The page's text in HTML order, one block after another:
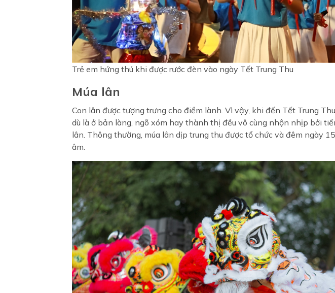
Trẻ em hứng thú khi được rước đèn vào ngày Tết Trung Thu
Múa lân
Con lân được tượng trưng cho điềm lành. Vì vậy, khi đến Tết Trung
dù là ở bản làng, ngõ xóm hay thành thị đều vô cùng nhộn nhịp bởi
lân. Thông thường, múa lân dịp trung thu được tổ chức và đêm ngày
âm.